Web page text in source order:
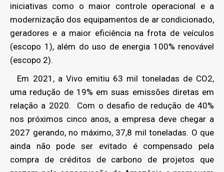
iniciativas como o maior controle operacional e a
modernização dos equipamentos de ar condicionado,
geradores e a maior eficiência na frota de veículos
(escopo 1), além do uso de energia 100% renovável
(escopo 2).
Em 2021, a Vivo emitiu 63 mil toneladas de CO2,
uma redução de 19% em suas emissões diretas em
relação a 2020. Com o desafio de redução de 40%
nos próximos cinco anos, a empresa deve chegar a
2027 gerando, no máximo, 37,8 mil toneladas. O que
ainda não pode ser evitado é compensado pela
compra de créditos de carbono de projetos que